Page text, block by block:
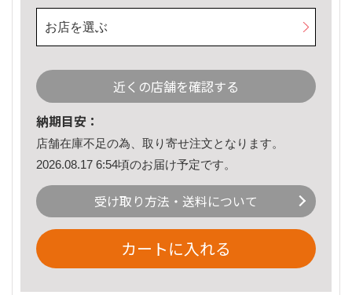
お店を選ぶ
近くの店舗を確認する
納期目安：
店舗在庫不足の為、取り寄せ注文となります。
2026.08.17 6:54頃のお届け予定です。
受け取り方法・送料について
カートに入れる